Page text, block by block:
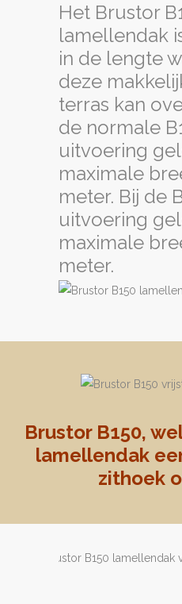
Het Brustor
lamellendak
in de lengte
deze
terras kan
de normale
uitvoering
maximale
meter. Bij de
uitvoering
maximale
meter.
Brustor B150,
lamellendak
zithoek